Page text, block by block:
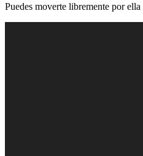
Puedes moverte libremente por